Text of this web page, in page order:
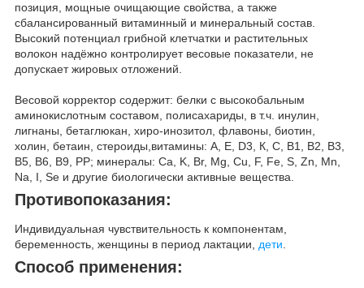
позиция, мощные очищающие свойства, а также
сбалансированный витаминный и минеральный состав.
Высокий потенциал грибной клетчатки и растительных
волокон надёжно контролирует весовые показатели, не
допускает жировых отложений.
Весовой корректор содержит: белки с высокобальным
аминокислотным составом, полисахариды, в т.ч. инулин,
лигнаны, бетаглюкан, хиро-инозитол, флавоны, биотин,
холин, бетаин, стероиды,витамины: А, Е, D3, К, С, В1, В2, В3,
В5, В6, В9, РР; минералы: Ca, K, Br, Mg, Cu, F, Fe, S, Zn, Mn,
Na, I, Se и другие биологически активные вещества.
Противопоказания:
Индивидуальная чувствительность к компонентам,
беременность, женщины в период лактации, дети
Способ применения: